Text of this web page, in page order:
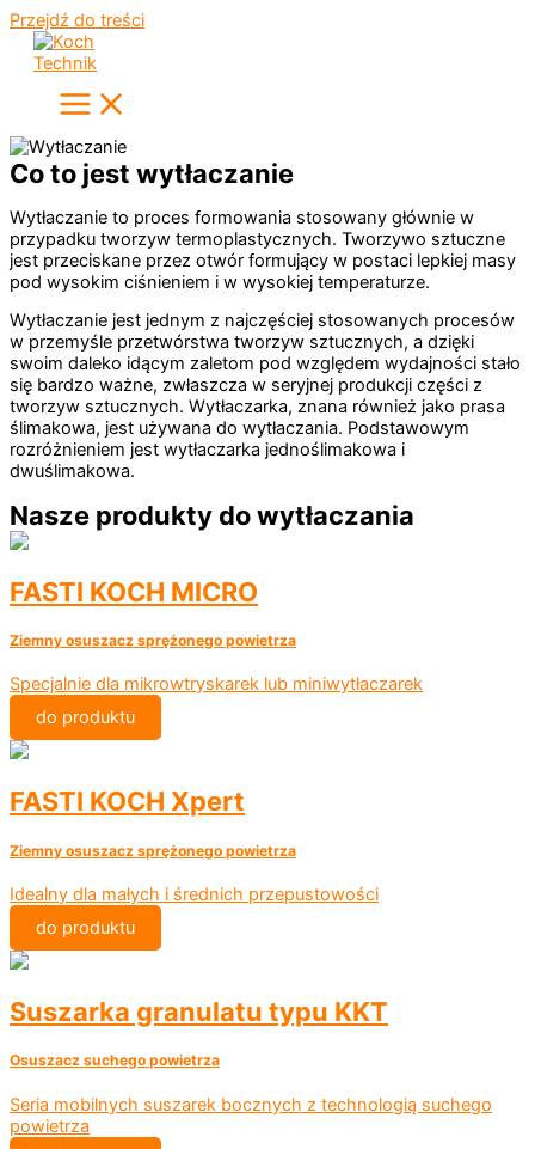
Przejdź do treści
Co to jest wytłaczanie
Wytłaczanie to proces formowania stosowany głównie w
przypadku tworzyw termoplastycznych. Tworzywo sztuczne
jest przeciskane przez otwór formujący w postaci lepkiej masy
pod wysokim ciśnieniem i w wysokiej temperaturze.
Wytłaczanie jest jednym z najczęściej stosowanych procesów
w przemyśle przetwórstwa tworzyw sztucznych, a dzięki
swoim daleko idącym zaletom pod względem wydajności stało
się bardzo ważne, zwłaszcza w seryjnej produkcji części z
tworzyw sztucznych. Wytłaczarka, znana również jako prasa
ślimakowa, jest używana do wytłaczania. Podstawowym
rozróżnieniem jest wytłaczarka jednoślimakowa i
dwuślimakowa.
Nasze produkty do wytłaczania
FASTI KOCH MICRO
Ziemny osuszacz sprężonego powietrza
Specjalnie dla mikrowtryskarek lub miniwytłaczarek
do produktu
FASTI KOCH Xpert
Ziemny osuszacz sprężonego powietrza
Idealny dla małych i średnich przepustowości
do produktu
Suszarka granulatu typu KKT
Osuszacz suchego powietrza
Seria mobilnych suszarek bocznych z technologią suchego
powietrza